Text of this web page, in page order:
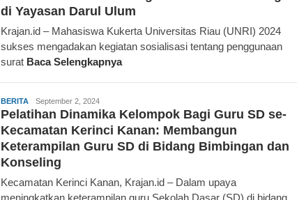
di Yayasan Darul Ulum
Krajan.id – Mahasiswa Kukerta Universitas Riau (UNRI) 2024
sukses mengadakan kegiatan sosialisasi tentang penggunaan
surat Baca Selengkapnya
BERITA Redaksi
September 2, 2024
Pelatihan Dinamika Kelompok Bagi Guru SD se-
Kecamatan Kerinci Kanan: Membangun
Keterampilan Guru SD di Bidang Bimbingan dan
Konseling
Kecamatan Kerinci Kanan, Krajan.id – Dalam upaya
meningkatkan keterampilan guru Sekolah Dasar (SD) di bidang